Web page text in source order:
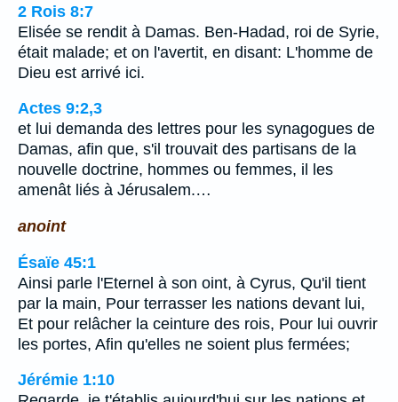
2 Rois 8:7
Elisée se rendit à Damas. Ben-Hadad, roi de Syrie,
était malade; et on l'avertit, en disant: L'homme de
Dieu est arrivé ici.
Actes 9:2,3
et lui demanda des lettres pour les synagogues de
Damas, afin que, s'il trouvait des partisans de la
nouvelle doctrine, hommes ou femmes, il les
amenât liés à Jérusalem.…
anoint
Ésaïe 45:1
Ainsi parle l'Eternel à son oint, à Cyrus, Qu'il tient
par la main, Pour terrasser les nations devant lui,
Et pour relâcher la ceinture des rois, Pour lui ouvrir
les portes, Afin qu'elles ne soient plus fermées;
Jérémie 1:10